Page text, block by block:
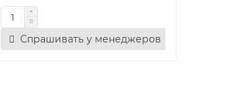
Спрашивать у менеджеров